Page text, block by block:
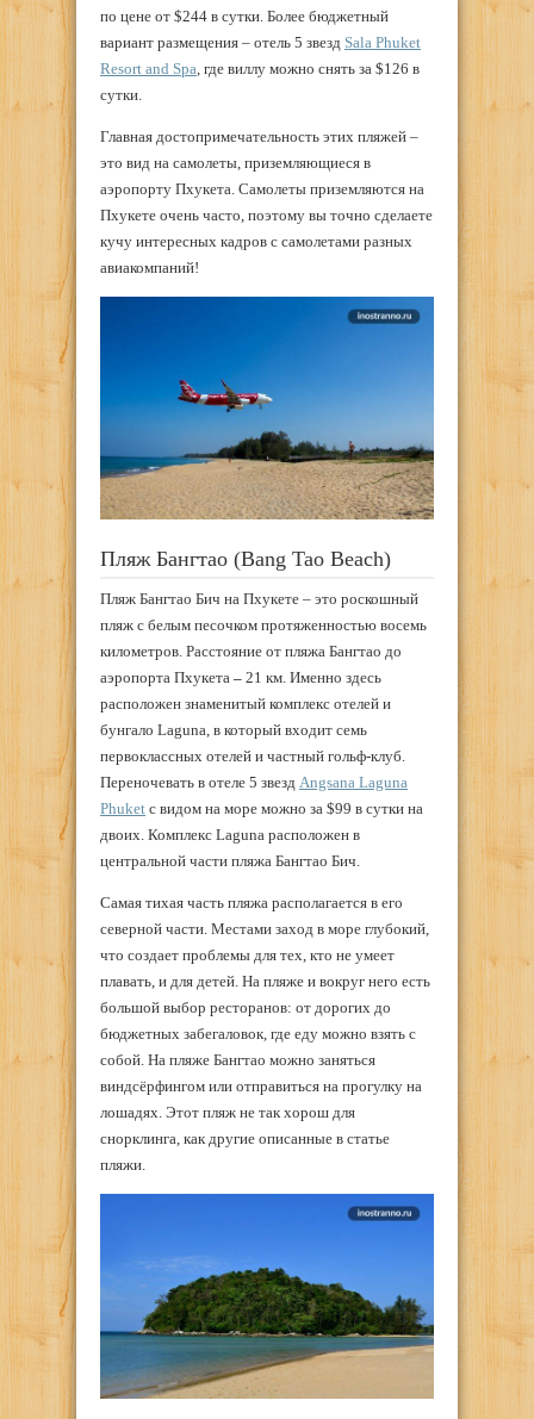
по цене от $244 в сутки. Более бюджетный
вариант размещения – отель 5 звезд Sala Phuket
Resort and Spa, где виллу можно снять за $126 в
сутки.
Главная достопримечательность этих пляжей –
это вид на самолеты, приземляющиеся в
аэропорту Пхукета. Самолеты приземляются на
Пхукете очень часто, поэтому вы точно сделаете
кучу интересных кадров с самолетами разных
авиакомпаний!
Пляж Бангтао (Bang Tao Beach)
Пляж Бангтао Бич на Пхукете – это роскошный
пляж с белым песочком протяженностью восемь
километров. Расстояние от пляжа Бангтао до
аэропорта Пхукета – 21 км. Именно здесь
расположен знаменитый комплекс отелей и
бунгало Laguna, в который входит семь
первоклассных отелей и частный гольф-клуб.
Переночевать в отеле 5 звезд Angsana Laguna
Phuket с видом на море можно за $99 в сутки на
двоих. Комплекс Laguna расположен в
центральной части пляжа Бангтао Бич.
Самая тихая часть пляжа располагается в его
северной части. Местами заход в море глубокий,
что создает проблемы для тех, кто не умеет
плавать, и для детей. На пляже и вокруг него есть
большой выбор ресторанов: от дорогих до
бюджетных забегаловок, где еду можно взять с
собой. На пляже Бангтао можно заняться
виндсёрфингом или отправиться на прогулку на
лошадях. Этот пляж не так хорош для
снорклинга, как другие описанные в статье
пляжи.